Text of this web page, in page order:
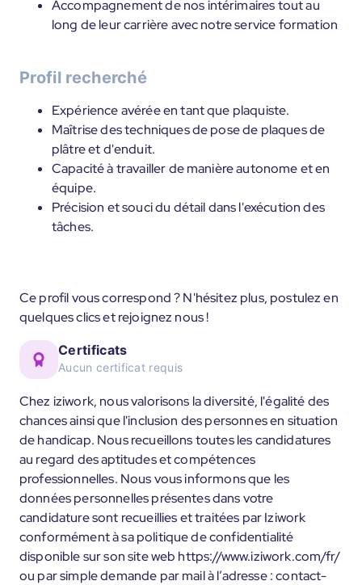
Accompagnement de nos intérimaires tout au
long de leur carrière avec notre service formation
Profil recherché
Expérience avérée en tant que plaquiste.
Maîtrise des techniques de pose de plaques de
plâtre et d'enduit.
Capacité à travailler de manière autonome et en
équipe.
Précision et souci du détail dans l'exécution des
tâches.
Ce profil vous correspond ? N'hésitez plus, postulez en
quelques clics et rejoignez nous !
Certificats
Aucun certificat requis
Chez iziwork, nous valorisons la diversité, l'égalité des
chances ainsi que l'inclusion des personnes en situation
de handicap. Nous recueillons toutes les candidatures
au regard des aptitudes et compétences
professionnelles. Nous vous informons que les
données personnelles présentes dans votre
candidature sont recueillies et traitées par Iziwork
conformément à sa politique de confidentialité
disponible sur son site web https://www.iziwork.com/fr/
ou par simple demande par mail à l’adresse : contact-